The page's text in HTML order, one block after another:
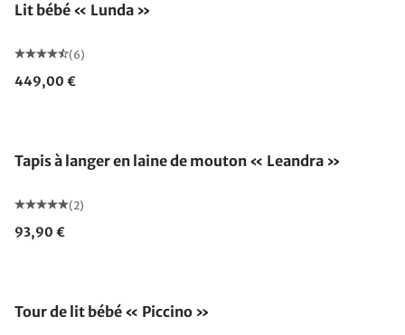
Lit bébé « Lunda »
(6)
449,00 €
Tapis à langer en laine de mouton « Leandra »
(2)
93,90 €
Tour de lit bébé « Piccino »